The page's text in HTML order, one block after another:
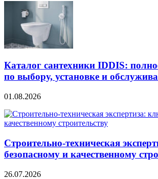
Каталог сантехники IDDIS:
по выбору, установке и
01.08.2026
Строительно‑техническая
безопасному и качественному
26.07.2026